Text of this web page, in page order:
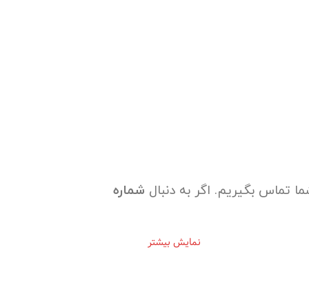
تماس بگیریم. اگر به دنبال شماره
نمایش بیشتر